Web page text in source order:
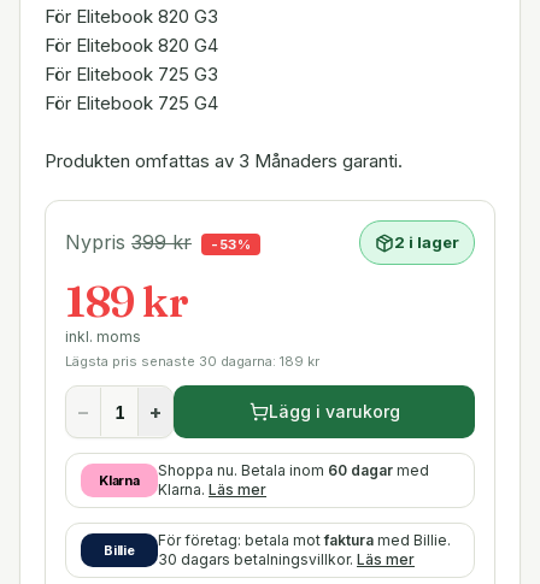
För Elitebook 820 G3
För Elitebook 820 G4
För Elitebook 725 G3
För Elitebook 725 G4
Produkten omfattas av 3 Månaders garanti.
Nypris 399kr - 53% 2 i lager
189 kr
inkl. moms
Lägsta pris senaste 30 dagarna: 189 kr
− + Lägg i varukorg
Klarna
Shoppa nu. Betala inom 60 dagar med
Klarna. Läs mer
Billie
För företag: betala motfaktura med Billie.
30 dagars betalningsvillkor. Läs mer